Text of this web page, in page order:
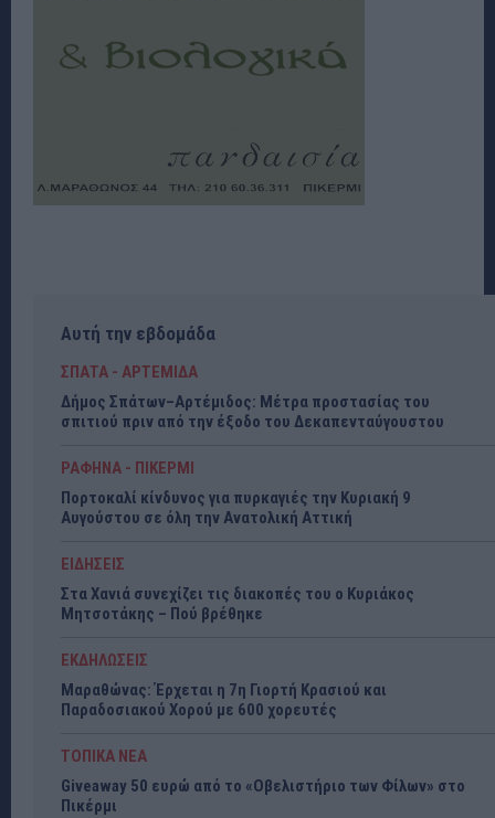
Αυτή την εβδομάδα
ΣΠΑΤΑ - ΑΡΤΕΜΙΔΑ
Δήμος Σπάτων–Αρτέμιδος: Μέτρα προστασίας του
σπιτιού πριν από την έξοδο του Δεκαπενταύγουστου
ΡΑΦΗΝΑ - ΠΙΚΕΡΜΙ
Πορτοκαλί κίνδυνος για πυρκαγιές την Κυριακή 9
Αυγούστου σε όλη την Ανατολική Αττική
ΕΙΔΗΣΕΙΣ
Στα Χανιά συνεχίζει τις διακοπές του ο Κυριάκος
Μητσοτάκης – Πού βρέθηκε
ΕΚΔΗΛΩΣΕΙΣ
Μαραθώνας: Έρχεται η 7η Γιορτή Κρασιού και
Παραδοσιακού Χορού με 600 χορευτές
ΤΟΠΙΚΑ ΝΕΑ
Giveaway 50 ευρώ από το «Οβελιστήριο των Φίλων» στο
Πικέρμι